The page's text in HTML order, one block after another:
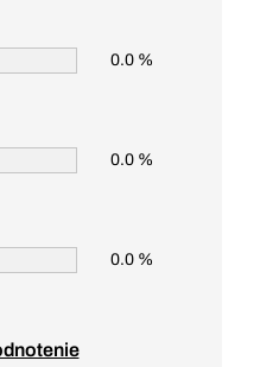
0.0 %
0.0 %
0.0 %